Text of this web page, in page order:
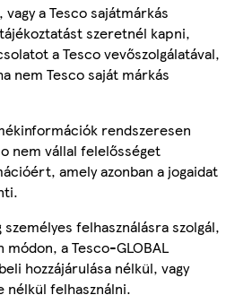
a Tesco sajátmárkás
szeretnél kapni,
a Tesco vevőszolgálatával,
nem Tesco saját márkás
rendszeresen
nem vállal felelősséget
amely azonban a jogaidat
felhasználásra szolgál,
a Tesco-GLOBAL
hozzájárulása nélkül, vagy
nélkül felhasználni.